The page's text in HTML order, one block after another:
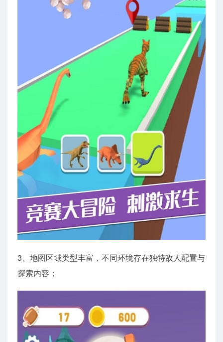
3、地图区域类型丰富，不同环境存在独特敌人配置与
探索内容；